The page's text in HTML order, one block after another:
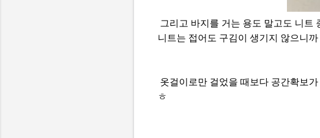
그리고 바지를 거는 용도 말고도 니트
니트는 접어도 구김이 생기지 않으니
옷걸이로만 걸었을 때보다 공간확보
ㅎ